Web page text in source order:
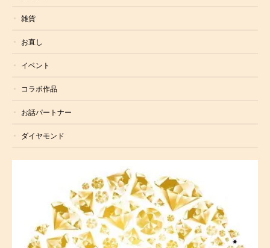
雑貨
お直し
イベント
コラボ作品
お話パートナー
ダイヤモンド